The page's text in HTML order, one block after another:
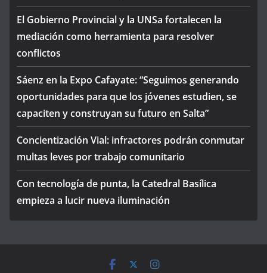
El Gobierno Provincial y la UNSa fortalecen la
mediación como herramienta para resolver
conflictos
Sáenz en la Expo Cafayate: “Seguimos generando
oportunidades para que los jóvenes estudien, se
capaciten y construyan su futuro en Salta”
Concientización Vial: infractores podrán conmutar
multas leves por trabajo comunitario
Con tecnología de punta, la Catedral Basílica
empieza a lucir nueva iluminación